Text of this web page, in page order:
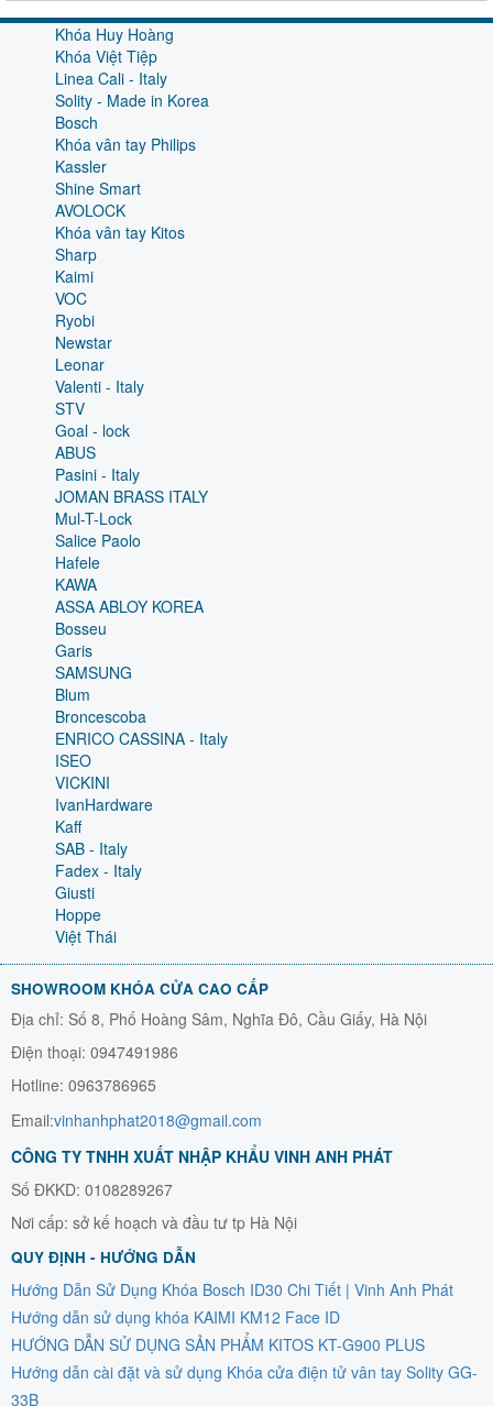
Khóa Huy Hoàng
Khóa Việt Tiệp
Linea Cali - Italy
Solity - Made in Korea
Bosch
Khóa vân tay Philips
Kassler
Shine Smart
AVOLOCK
Khóa vân tay Kitos
Sharp
Kaimi
VOC
Ryobi
Newstar
Leonar
Valenti - Italy
STV
Goal - lock
ABUS
Pasini - Italy
JOMAN BRASS ITALY
Mul-T-Lock
Salice Paolo
Hafele
KAWA
ASSA ABLOY KOREA
Bosseu
Garis
SAMSUNG
Blum
Broncescoba
ENRICO CASSINA - Italy
ISEO
VICKINI
IvanHardware
Kaff
SAB - Italy
Fadex - Italy
Giusti
Hoppe
Việt Thái
SHOWROOM KHÓA CỬA CAO CẤP
Địa chỉ: Số 8, Phố Hoàng Sâm, Nghĩa Đô, Cầu Giấy, Hà Nội
Điện thoại: 0947491986
Hotline: 0963786965
Email:vinhanhphat2018@gmail.com
CÔNG TY TNHH XUẤT NHẬP KHẨU VINH ANH PHÁT
Số ĐKKD: 0108289267
Nơi cấp: sở kế hoạch và đầu tư tp Hà Nội
QUY ĐỊNH - HƯỚNG DẪN
Hướng Dẫn Sử Dụng Khóa Bosch ID30 Chi Tiết | Vinh Anh Phát
Hướng dẫn sử dụng khóa KAIMI KM12 Face ID
HƯỚNG DẪN SỬ DỤNG SẢN PHẨM KITOS KT-G900 PLUS
Hướng dẫn cài đặt và sử dụng Khóa cửa điện tử vân tay Solity GG-
33B